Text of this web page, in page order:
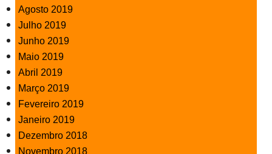
Agosto 2019
Julho 2019
Junho 2019
Maio 2019
Abril 2019
Março 2019
Fevereiro 2019
Janeiro 2019
Dezembro 2018
Novembro 2018